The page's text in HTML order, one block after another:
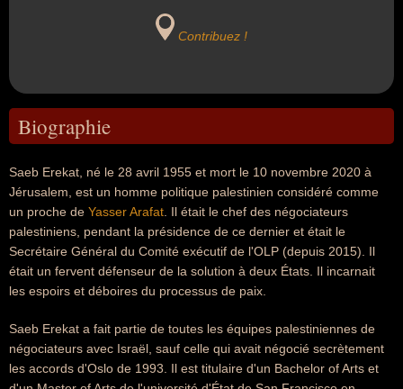
Contribuez !
Biographie
Saeb Erekat, né le 28 avril 1955 et mort le 10 novembre 2020 à
Jérusalem, est un homme politique palestinien considéré comme
un proche de Yasser Arafat . Il était le chef des négociateurs
palestiniens, pendant la présidence de ce dernier et était le
Secrétaire Général du Comité exécutif de l'OLP (depuis 2015). Il
était un fervent défenseur de la solution à deux États. Il incarnait
les espoirs et déboires du processus de paix.
Saeb Erekat a fait partie de toutes les équipes palestiniennes de
négociateurs avec Israël, sauf celle qui avait négocié secrètement
les accords d'Oslo de 1993. Il est titulaire d'un Bachelor of Arts et